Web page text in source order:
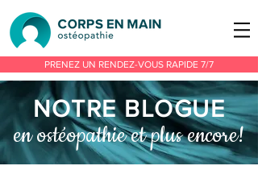
PRENEZ UN RENDEZ-VOUS RAPIDE 7/7
NOTRE BLOGUE
en ostéopathie et plus encore!